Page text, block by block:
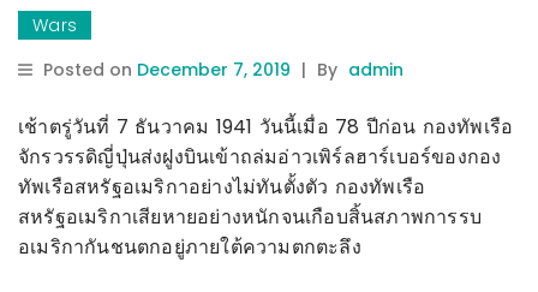
Wars
Posted on December 7, 2019 | By admin
เช้าตรู่วันที่ 7 ธันวาคม 1941 วันนี้เมื่อ 78 ปีก่อน กองทัพเรือ
จักรวรรดิญี่ปุ่นส่งฝูงบินเข้าถล่มอ่าวเพิร์ลฮาร์เบอร์ของกอง
ทัพเรือสหรัฐอเมริกาอย่างไม่ทันตั้งตัว กองทัพเรือ
สหรัฐอเมริกาเสียหายอย่างหนักจนเกือบสิ้นสภาพการรบ
อเมริกากันชนตกอยู่ภายใต้ความตกตะลึง